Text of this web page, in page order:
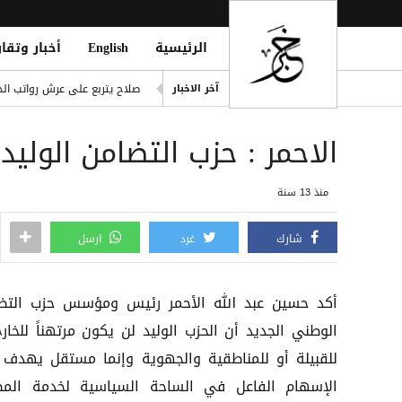
الرئيسية English أخبار
آخر الاخبار
صلاح يتربع على عرش رواتب
ديوماندي يكتب التاريخ: أغلى
Attack on Marib Camp
الاحمر : حزب التضامن
منذ 13 سنة
شارك غرد ارسل
أكد حسين عبد الله الأحمر رئيس ومؤسس حزب
الوطني الجديد أن الحزب الوليد لن يكون مرتهناً
للقبيلة أو للمناطقية والجهوية وإنما مستقل
الإسهام الفاعل في الساحة السياسية لخدمة